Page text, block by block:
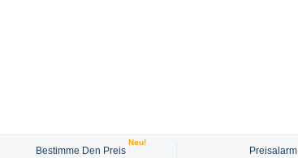
Bestimme Den Preis
Neu!
Preisalarm